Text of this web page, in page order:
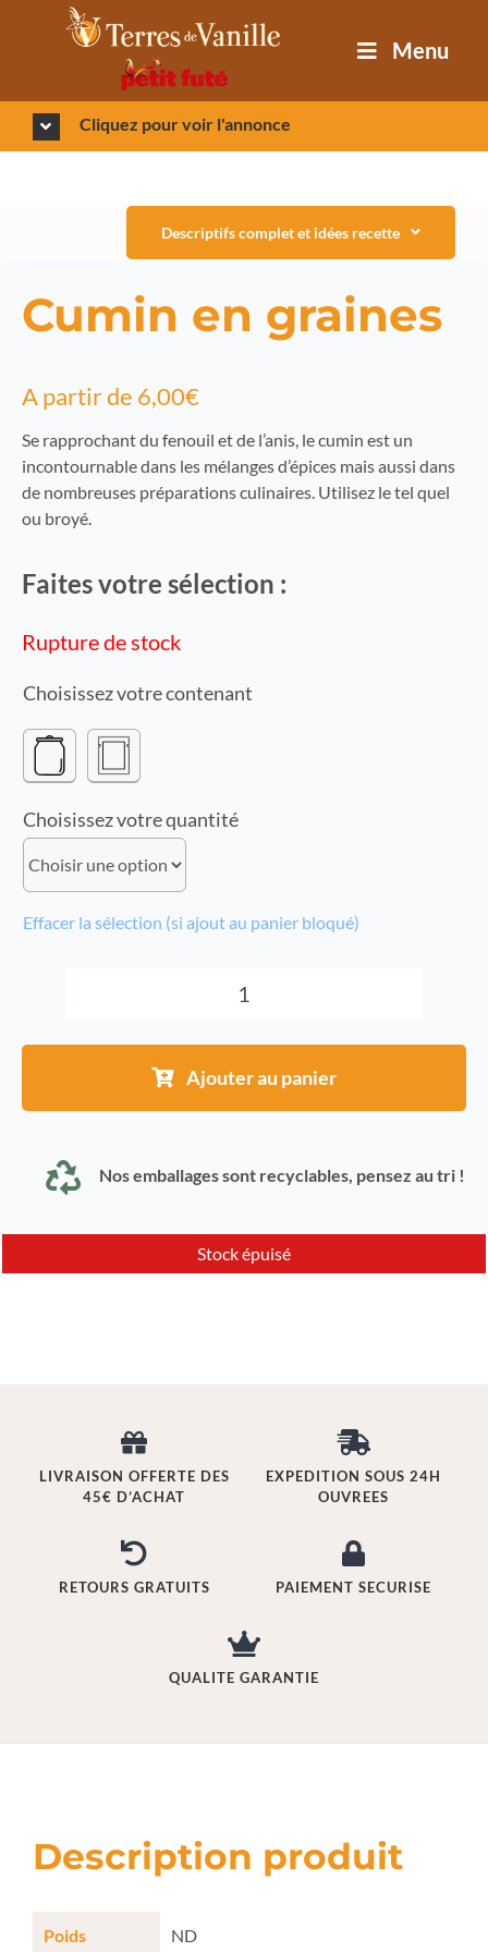
Menu
Cliquez pour voir l'annonce
Descriptifs complet et idées recette
Stock épuisé
Cumin en graines
A partir de 6,00€
Se rapprochant du fenouil et de l’anis, le cumin est un
incontournable dans les mélanges d’épices mais aussi dans
de nombreuses préparations culinaires. Utilisez le tel quel
ou broyé.
Faites votre sélection :
Rupture de stock
contenant
quantité
Effacer la sélection (si ajout au panier bloqué)
quantité
de
Cumin
en
Ajouter au panier
Nos emballages sont recyclables, pensez au tri !
LIVRAISON OFFERTE DES
45€ D’ACHAT
EXPEDITION SOUS 24H
OUVREES
RETOURS GRATUITS PAIEMENT SECURISE
QUALITE GARANTIE
Description produit
Poids ND